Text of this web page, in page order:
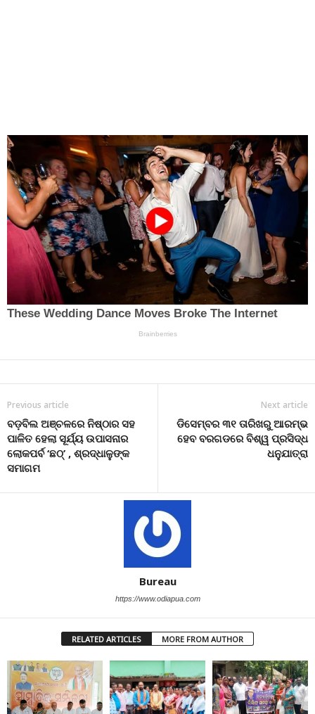
Previous article
ବଡ଼ବିଲ ଅଞ୍ଚଳରେ ନିଷ୍ଠାର ସହ
ପାଳିତ ହେଲା ସୂର୍ଯ୍ୟ ଉପାସନାର
ଲୋକପର୍ବ ‘ଛଠ୍’ , ଶ୍ରଦ୍ଧାଳୁଙ୍କ
ସମାଗମ
Next article
ଡିସେମ୍ବର ୩୧ ତାରିଖରୁ ଆରମ୍ଭ
ହେବ ବରଗଡରେ ବିଶ୍ୱ ପ୍ରସିଦ୍ଧ
ଧନୁଯାତ୍ରା
Bureau
https://www.odiapua.com
RELATED ARTICLES MORE FROM AUTHOR